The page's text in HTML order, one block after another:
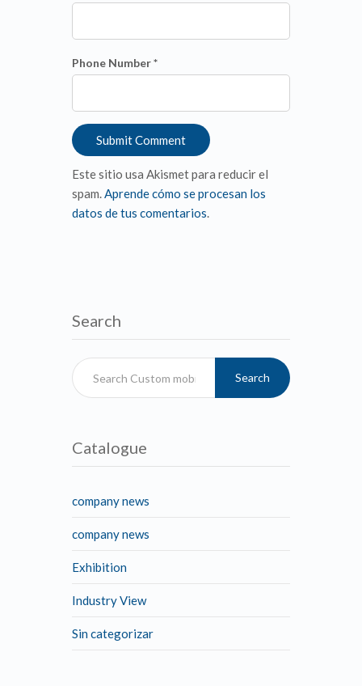
Phone Number *
Este sitio usa Akismet para reducir el
spam.Aprende cómo se procesan los
datos de tus comentarios.
Search
Search
Catalogue
company news
company news
Exhibition
Industry View
Sin categorizar